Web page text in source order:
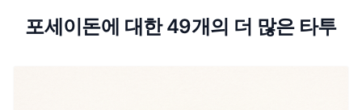
포세이돈에 대한 49개의 더 많은 타투